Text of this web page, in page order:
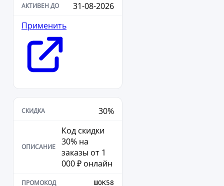
31-08-2026
Применить
30%
Код скидки
30% на
заказы от 1
000 ₽ онлайн
ШОК58